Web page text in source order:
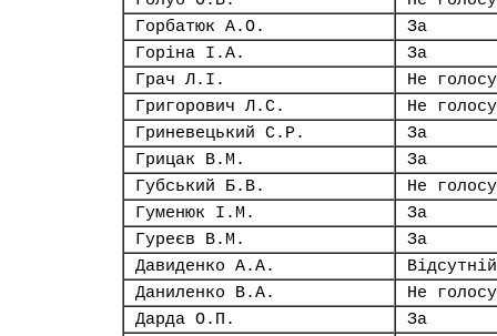
Горбатюк А.О.
За
Горіна І.А.
За
Грач Л.І.
Не
Григорович Л.С.
Не
Гриневецький С.Р.
За
Грицак В.М.
За
Губський Б.В.
Не
Гуменюк І.М.
За
Гуреєв В.М.
За
Давиденко А.А.
Відсутній
Даниленко В.А.
Не
Дарда О.П.
За